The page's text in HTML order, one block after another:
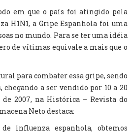
em que o país foi atingido pela
H1N1, a Gripe Espanhola foi uma
no mundo. Para se ter uma idéia
de vítimas equivale a mais que o
para combater essa gripe, sendo
a ser vendido por 10 a 20
2007, na Histórica – Revista do
Neto destaca:
influenza espanhola, obtemos